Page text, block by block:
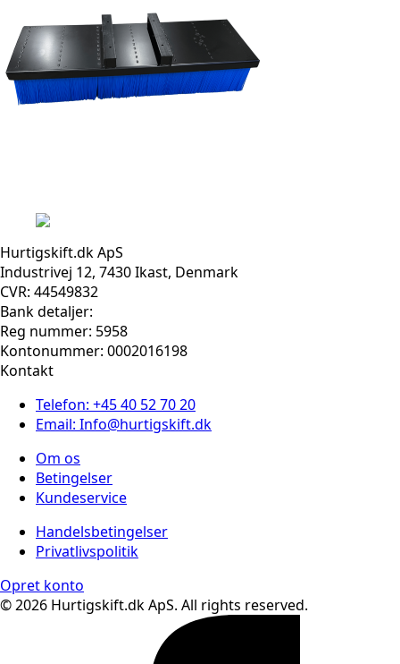
Hurtigskift.dk ApS
Industrivej 12, 7430 Ikast, Denmark
CVR: 44549832
Bank detaljer:
Reg nummer: 5958
Kontonummer: 0002016198
Kontakt
Telefon: +45 40 52 70 20
Email: Info@hurtigskift.dk
Om os
Betingelser
Kundeservice
Handelsbetingelser
Privatlivspolitik
Opret konto
© 2026 Hurtigskift.dk ApS. All rights reserved.